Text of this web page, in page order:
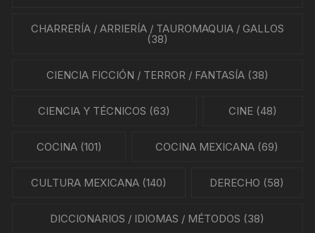
CHARRERÍA / ARRIERÍA / TAUROMAQUIA / GALLOS
(38)
CIENCIA FICCIÓN / TERROR / FANTASÍA(38)
CIENCIA Y TÉCNICOS (63) CINE(48)
COCINA(101) COCINA MEXICANA (69)
CULTURA MEXICANA(140) DERECHO (58)
DICCIONARIOS / IDIOMAS / MÉTODOS (38)